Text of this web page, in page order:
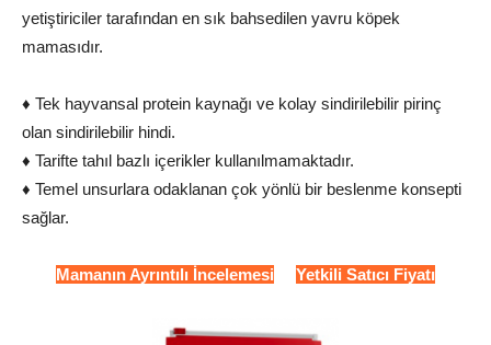
yetiştiriciler tarafından en sık bahsedilen yavru köpek
mamasıdır.
♦ Tek hayvansal protein kaynağı ve kolay sindirilebilir pirinç
olan sindirilebilir hindi.
♦ Tarifte tahıl bazlı içerikler kullanılmamaktadır.
♦ Temel unsurlara odaklanan çok yönlü bir beslenme konsepti
sağlar.
Mamanın Ayrıntılı İncelemesi Yetkili Satıcı Fiyatı